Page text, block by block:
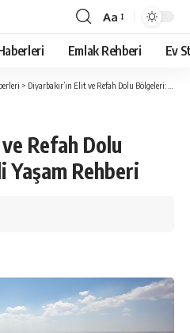
Yazı
Tipi
Boyutlandırıcı
Aa
Emlak Rehberi Ev
> Diyarbakır’ın Elit ve Refah Dolu Bölgeleri: Prestijli Yaşam Rehberi
Refah Dolu
Rehberi